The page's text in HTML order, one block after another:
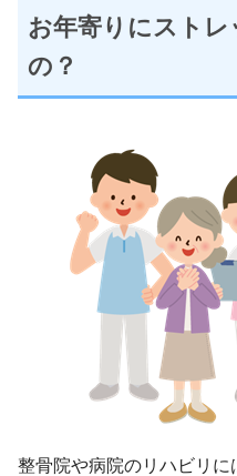
お年寄りにスト
の？
整骨院や病院のリハビリ